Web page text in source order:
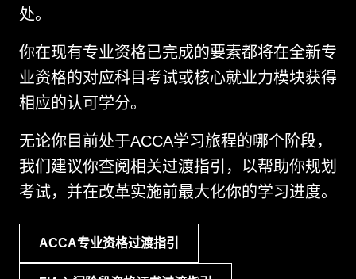
处。
你在现有专业资格已完成的要素都将在全新专
业资格的对应科目考试或核心就业力模块获得
相应的认可学分。
无论你目前处于ACCA学习旅程的哪个阶段，
我们建议你查阅相关过渡指引，以帮助你规划
考试，并在改革实施前最大化你的学习进度。
ACCA专业资格过渡指引